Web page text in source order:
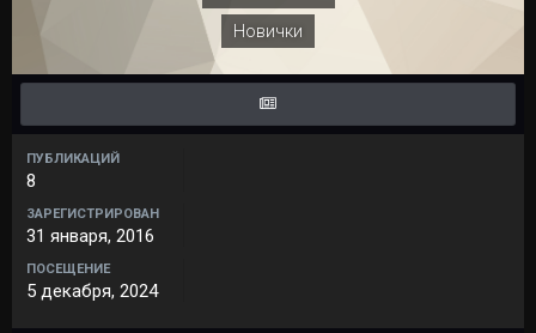
Новички
ПУБЛИКАЦИЙ
8
ЗАРЕГИСТРИРОВАН
31 января, 2016
ПОСЕЩЕНИЕ
5 декабря, 2024